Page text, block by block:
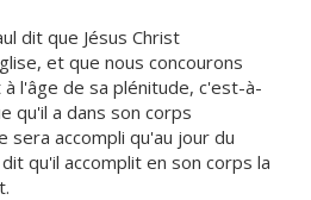
dit que Jésus Christ
et que nous concourons
l'âge de sa plénitude, c'est-à-
qu'il a dans son corps
sera accompli qu'au jour du
qu'il accomplit en son corps la